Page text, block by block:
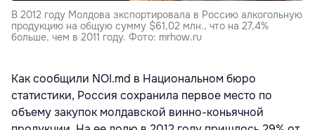
В 2012 году Молдова экспортировала в Россию алкогольную
продукцию на общую сумму $61,02 млн., что на 27,4%
больше, чем в 2011 году. Фото: mrhow.ru
Как сообщили NOI.md в Национальном бюро
статистики, Россия сохранила первое место по
объему закупок молдавской винно-коньячной